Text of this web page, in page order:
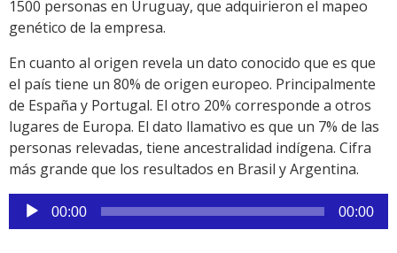
1500 personas en Uruguay, que adquirieron el mapeo
genético de la empresa.
En cuanto al origen revela un dato conocido que es que
el país tiene un 80% de origen europeo. Principalmente
de España y Portugal. El otro 20% corresponde a otros
lugares de Europa. El dato llamativo es que un 7% de las
personas relevadas, tiene ancestralidad indígena. Cifra
más grande que los resultados en Brasil y Argentina.
Reproductor
de
00:00 00:00